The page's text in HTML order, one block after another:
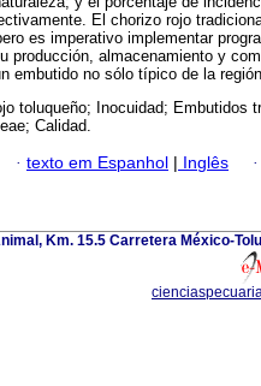
El chorizo rojo
es imperativo implementar
producción, almacenamiento y
embutido no sólo típico de la
toluqueño; Inocuidad; Embutidos
Calidad.
· texto em Espanhol | Inglês ·
Km. 15.5 Carretera México-